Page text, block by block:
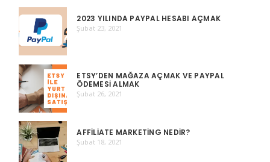
2023 YILINDA PAYPAL HESABI AÇMAK
Şubat 23, 2021
ETSY’DEN MAĞAZA AÇMAK VE PAYPAL
ÖDEMESI ALMAK
Şubat 26, 2021
AFFILIATE MARKETING NEDIR?
Şubat 18, 2021